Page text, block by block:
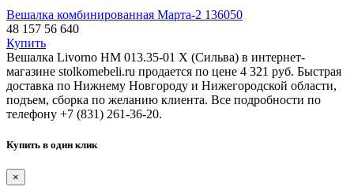
Вешалка комбинированная Марта-2 136050
48 157 56 640
Купить
Вешалка Livorno НМ 013.35-01 Х (Сильва) в интернет-
магазине stolkomebeli.ru продается по цене 4 321 руб. Быстрая
доставка по Нижнему Новгороду и Нижегородской области,
подъем, сборка по желанию клиента. Все подробности по
телефону +7 (831) 261-36-20.
Купить в один клик
×